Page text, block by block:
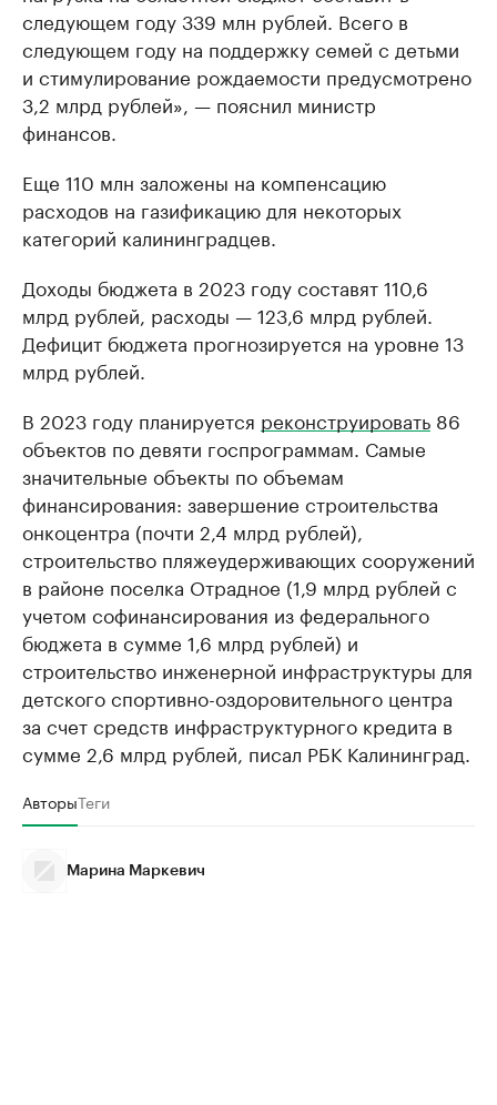
следующем году 339 млн рублей. Всего в
следующем году на поддержку семей с детьми
и стимулирование рождаемости предусмотрено
3,2 млрд рублей», — пояснил министр
финансов.
Еще 110 млн заложены на компенсацию
расходов на газификацию для некоторых
категорий калининградцев.
Доходы бюджета в 2023 году составят 110,6
млрд рублей, расходы — 123,6 млрд рублей.
Дефицит бюджета прогнозируется на уровне 13
млрд рублей.
В 2023 году планируется реконструировать 86
объектов по девяти госпрограммам. Самые
значительные объекты по объемам
финансирования: завершение строительства
онкоцентра (почти 2,4 млрд рублей),
строительство пляжеудерживающих сооружений
в районе поселка Отрадное (1,9 млрд рублей с
учетом софинансирования из федерального
бюджета в сумме 1,6 млрд рублей) и
строительство инженерной инфраструктуры для
детского спортивно-оздоровительного центра
за счет средств инфраструктурного кредита в
сумме 2,6 млрд рублей, писал РБК Калининград.
АвторыТеги
Марина Маркевич